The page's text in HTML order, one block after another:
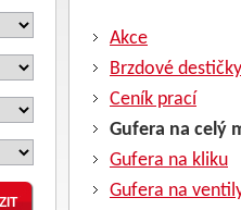
Akce
Brzdové destičky
Ceník prací
Gufera na celý
Gufera na kliku
Gufera na